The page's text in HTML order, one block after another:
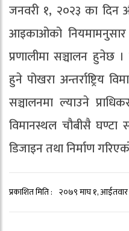
जनवरी १, २०२३ का दिन
आइकाओको
प्रणालीमा सञ्चालन हुनेछ
हुने पोखरा अन्तर्राष्ट्रिय
सञ्चालनमा ल्याउने
विमानस्थल चौबीसै घण्टा
डिजाइन तथा निर्माण
प्रकाशित मिति : २०७९ माघ १,